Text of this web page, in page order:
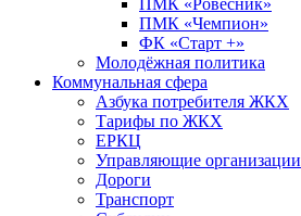
ПМК «Ровесник»
ПМК «Чемпион»
ФК «Старт +»
Молодёжная политика
Коммунальная сфера
Азбука потребителя ЖКХ
Тарифы по ЖКХ
ЕРКЦ
Управляющие организации
Дороги
Транспорт